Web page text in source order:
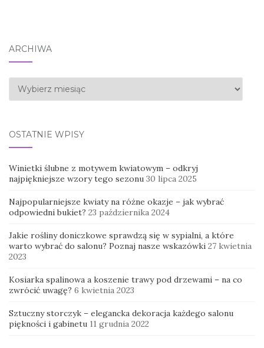
ARCHIWA
Archiwa
OSTATNIE WPISY
Winietki ślubne z motywem kwiatowym – odkryj
najpiękniejsze wzory tego sezonu 30 lipca 2025
Najpopularniejsze kwiaty na różne okazje – jak wybrać
odpowiedni bukiet? 23 października 2024
Jakie rośliny doniczkowe sprawdzą się w sypialni, a które
warto wybrać do salonu? Poznaj nasze wskazówki 27 kwietnia
2023
Kosiarka spalinowa a koszenie trawy pod drzewami – na co
zwrócić uwagę? 6 kwietnia 2023
Sztuczny storczyk – elegancka dekoracja każdego salonu
piękności i gabinetu 11 grudnia 2022